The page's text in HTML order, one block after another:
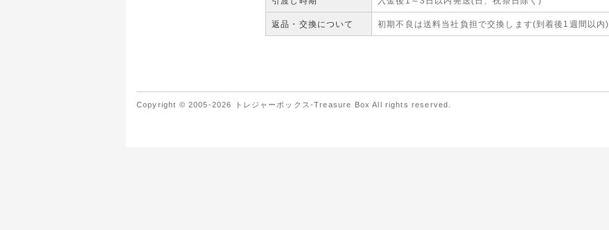
返品・交換について 初期不良は送料当社負担で交換します(到着後1週間以内)
Copyright © 2005-2026 トレジャーボックス-Treasure Box All rights reserved.